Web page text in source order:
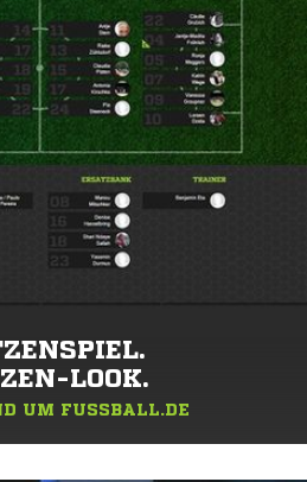
LOOK.
UM FUSSBALL.DE